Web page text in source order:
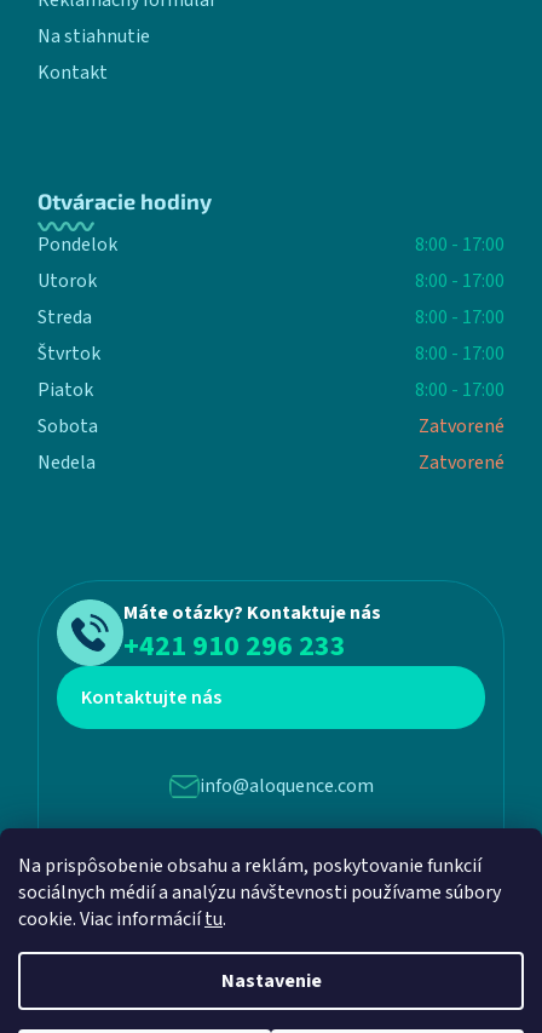
Na prispôsobenie obsahu a reklám, poskytovanie funkcií
sociálnych médií a analýzu návštevnosti používame súbory
cookie. Viac informáciítu.
Nastavenie
Na stiahnutie
Kontakt
Otváracie hodiny
Pondelok
8:00 - 17:00
Utorok
8:00 - 17:00
Streda
8:00 - 17:00
Štvrtok
8:00 - 17:00
Piatok
8:00 - 17:00
Sobota
Zatvorené
Nedela
Zatvorené
Máte otázky? Kontaktuje nás
+421 910 296 233
Kontaktujte nás
info@aloquence.com
Martina Benku 6, 952 01, Vráble